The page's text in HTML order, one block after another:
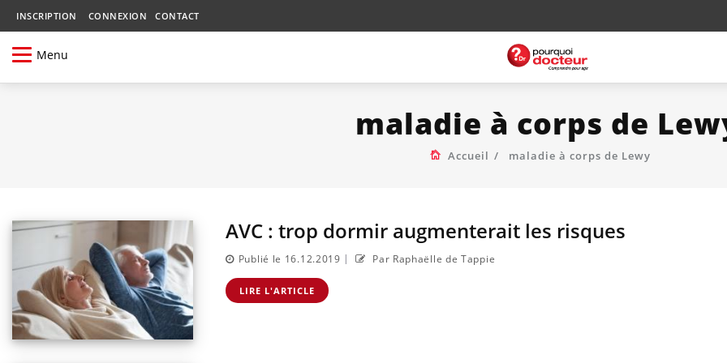
INSCRIPTION CONNEXION CONTACT
Menu
maladie à corps de
Accueil maladie à corps de Lewy
AVC : trop dormir augmenterait les risques
Publié le 16.12.2019 | Par Raphaëlle de Tappie
LIRE L'ARTICLE